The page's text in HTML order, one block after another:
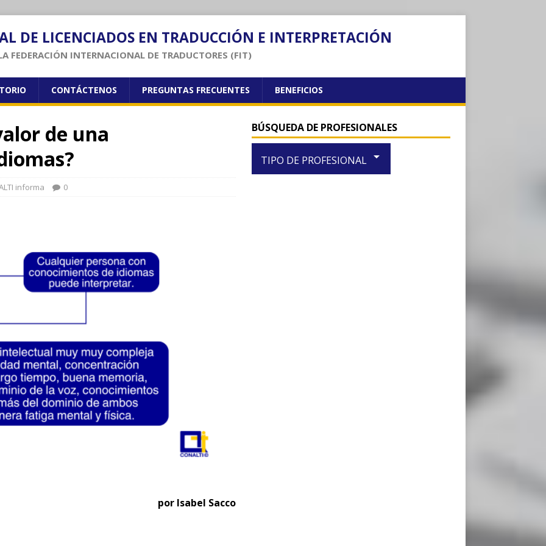
DE LICENCIADOS EN TRADUCCIÓN E INTERPRETACIÓN
FEDERACIÓN INTERNACIONAL DE TRADUCTORES (FIT)
CONTÁCTENOS PREGUNTAS FRECUENTES BENEFICIOS
de una
informa 0
por Isabel Sacco
BÚSQUEDA DE PROFESIONALES
TIPO DE PROFESIONAL arrow_drop_down